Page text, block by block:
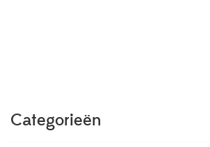
Categorieën